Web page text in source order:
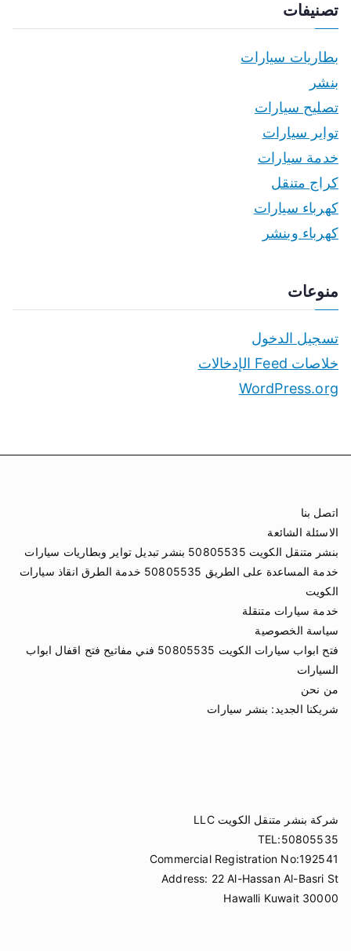
تصنيفات
بطاريات سيارات
بنشر
تصليح سيارات
تواير سيارات
خدمة سيارات
كراج متنقل
كهرباء سيارات
كهرباء وبنشر
منوعات
تسجيل الدخول
خلاصات Feed الإدخالات
WordPress.org
اتصل بنا
الاسئلة الشائعة
بنشر متنقل الكويت 50805535 بنشر تبديل تواير وبطاريات سيارات
خدمة المساعدة على الطريق 50805535 خدمة الطرق انقاذ سيارات
الكويت
خدمة سيارات متنقلة
سياسة الخصوصية
فتح ابواب سيارات الكويت 50805535 فني مفاتيح فتح اقفال ابواب
السيارات
من نحن
شريكنا الجديد: بنشر سيارات
شركة بنشر متنقل الكويت LLC
TEL:50805535
Commercial Registration No:192541
Address: 22 Al-Hassan Al-Basri St
Hawalli Kuwait 30000